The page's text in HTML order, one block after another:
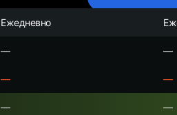
Ежедневно
— —
— —
— —